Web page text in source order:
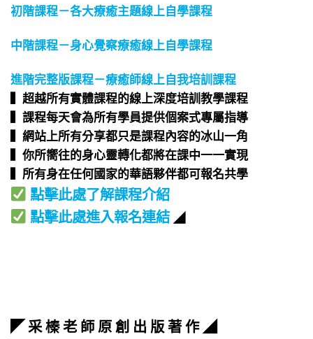
初階課程－各大療癒主題線上自學課程
中階課程－身心覺察療癒線上自學課程
進階完整版課程－療癒師線上自我培訓課程
▍超越所有實體課程的線上深度培訓教學課程​
▍課程每天會為所有學員提供個案式專屬指導​
▍網站上所有分享都只是課程內容的冰山一角​
▍你所嚮往的身心靈轉化都將在課中一一實現​
▍所有身在任何國家的華語夥伴都可報名共學​
點擊此處了解課程介紹
點擊此處進入報名連結 ◢
◤ 采 榛 老 師 原 創 出 版 著 作 ◢